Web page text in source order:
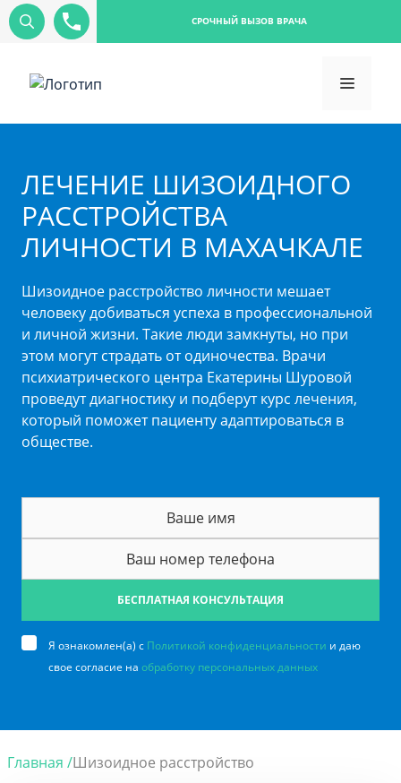
СРОЧНЫЙ ВЫЗОВ ВРАЧА
ЛЕЧЕНИЕ ШИЗОИДНОГО
РАССТРОЙСТВА
ЛИЧНОСТИ В МАХАЧКАЛЕ
Шизоидное расстройство личности мешает
человеку добиваться успеха в профессиональной
и личной жизни. Такие люди замкнуты, но при
этом могут страдать от одиночества. Врачи
психиатрического центра Екатерины Шуровой
проведут диагностику и подберут курс лечения,
который поможет пациенту адаптироваться в
обществе.
БЕСПЛАТНАЯ КОНСУЛЬТАЦИЯ
Я ознакомлен(а) с Политикой конфиденциальности и даю
свое согласие на обработку персональных данных
Главная /Шизоидное расстройство